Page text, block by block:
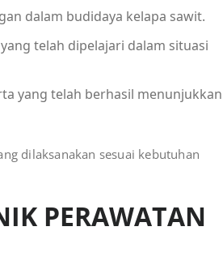
dalam budidaya kelapa sawit.
telah dipelajari dalam situasi
yang telah berhasil menunjukkan
dilaksanakan sesuai kebutuhan
PERAWATAN